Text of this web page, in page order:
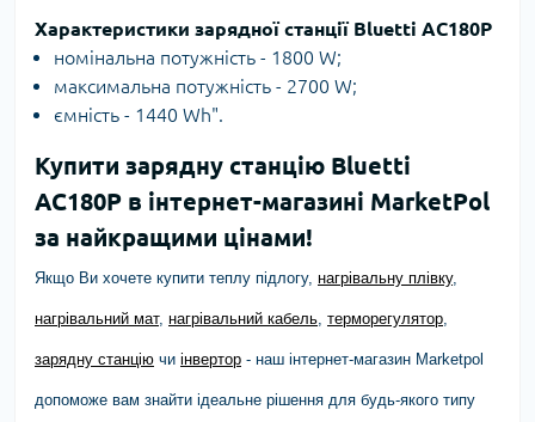
Характеристики зарядної станції Bluetti AC180P
номінальна потужність - 1800 W;
максимальна потужність - 2700 W;
ємність - 1440 Wh".
Купити зарядну станцію Bluetti
AC180P в інтернет-магазині MarketPol
за найкращими цінами!
Якщо Ви хочете купити теплу підлогу, нагрівальну плівку,
нагрівальний мат, нагрівальний кабель терморегулятор
зарядну станцію чи інвертор - наш інтернет-магазин Marketpol
допоможе вам знайти ідеальне рішення для будь-якого типу